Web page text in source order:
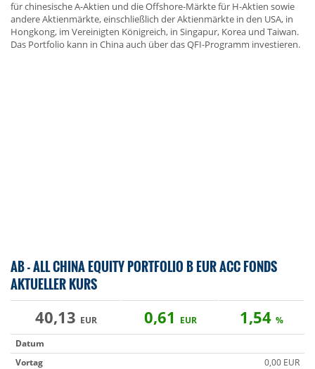
für chinesische A-Aktien und die Offshore-Märkte für H-Aktien sowie
andere Aktienmärkte, einschließlich der Aktienmärkte in den USA, in
Hongkong, im Vereinigten Königreich, in Singapur, Korea und Taiwan.
Das Portfolio kann in China auch über das QFI-Programm investieren.
AB - ALL CHINA EQUITY PORTFOLIO B EUR ACC FONDS
AKTUELLER KURS
40,13 EUR 0,61 EUR 1,54 %
Datum
Vortag
0,00 EUR